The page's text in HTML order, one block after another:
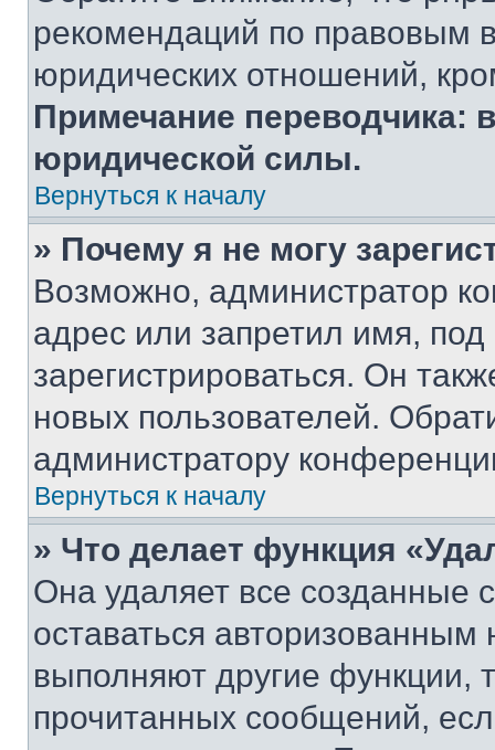
рекомендаций по правовым
юридических отношений,
Примечание переводчика:
юридической силы.
Вернуться к началу
» Почему я не могу
Возможно, администратор
адрес или запретил имя,
зарегистрироваться. Он
новых пользователей.
администратору
Вернуться к началу
» Что делает функция
Она удаляет все созданные
оставаться
выполняют другие функции,
прочитанных сообщений,